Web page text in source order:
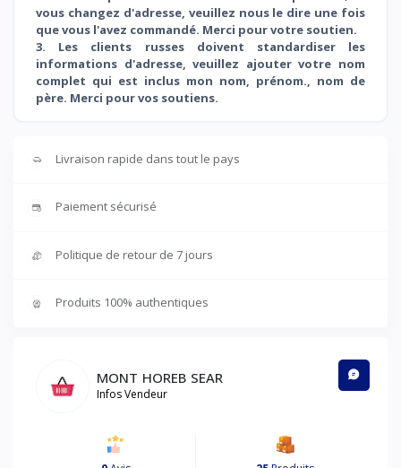
vous changez d'adresse, veuillez nous le dire une fois
que vous l'avez commandé. Merci pour votre soutien.
3. Les clients russes doivent standardiser les
informations d'adresse, veuillez ajouter votre nom
complet qui est inclus mon nom, prénom., nom de
père. Merci pour vos soutiens.
Livraison rapide dans tout le pays
Paiement sécurisé
Politique de retour de 7 jours
Produits 100% authentiques
MONT HOREB SEAR
Infos Vendeur